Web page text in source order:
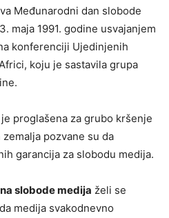
Međunarodni dan slobode
maja 1991. godine usvajanjem
konferenciji Ujedinjenih
koju je sastavila grupa
proglašena za grubo kršenje
pozvane su da
garancija za slobodu medija.
slobode medija želi se
medija svakodnevno